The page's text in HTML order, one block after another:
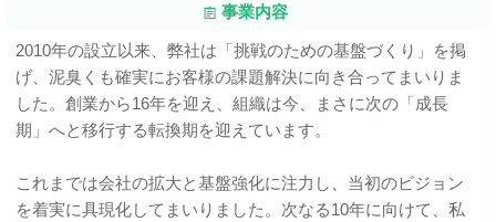
事業内容
2010年の設立以来、弊社は「挑戦のための基盤づくり」を掲
げ、泥臭くも確実にお客様の課題解決に向き合ってまいりま
した。創業から16年を迎え、組織は今、まさに次の「成長
期」へと移行する転換期を迎えています。
これまでは会社の拡大と基盤強化に注力し、当初のビジョン
を着実に具現化してまいりました。次なる10年に向けて、私